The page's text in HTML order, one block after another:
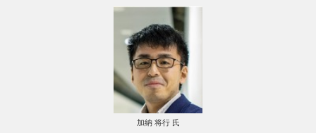
加納 将行 氏